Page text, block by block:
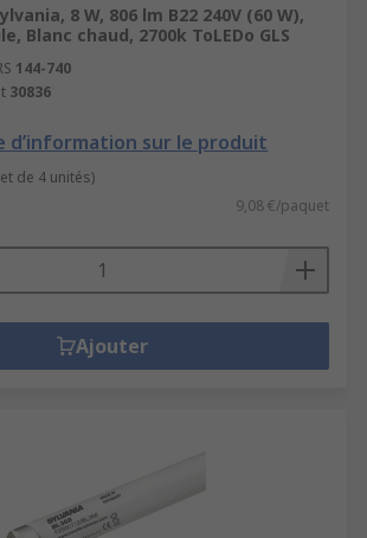
8 W, 806 lm B22 240V (60 W),
Blanc chaud, 2700k ToLEDo GLS
144-740
30836
d’information sur le produit
de 4 unités)
9,08 €/paquet
Ajouter